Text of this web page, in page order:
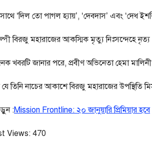
‘দিল তো পাগল হ্যায়’, ‘দেবদাস’ এবং ‘দেধ
বিরজু মহারাজের আকস্মিক মৃত্যু নিঃসন্দেহে
খবরটি জানার পরে, প্রবীণ অভিনেতা হেমা
তিনি নাচের আকাশে বিরজু মহারাজের উপস্থিতি
:Mission Frontline: ২০ জানুয়ারি প্রিমিয়ার হবে
Views: 470